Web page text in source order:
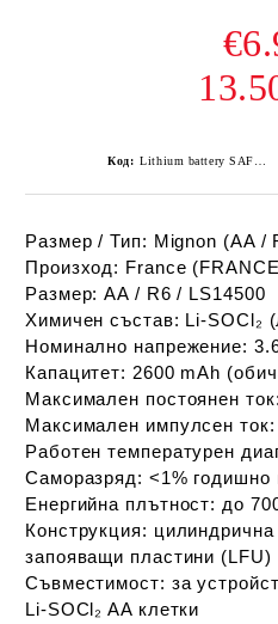
Код:
Размер / Тип: Mignon (AA /
Произход: France
Размер: AA / R6 / LS14500
Химичен състав: Li‑SOCl₂
Номинално напрежение:
Капацитет: 2600 mAh
Максимален постоянен ток:
Максимален импулсен ток:
Работен температурен
Саморазряд: <1% годишно
Енергийна плътност: до
Конструкция: цилиндрична
запояващи пластини (LFU)
Съвместимост: за
Li‑SOCl₂ AA клетки